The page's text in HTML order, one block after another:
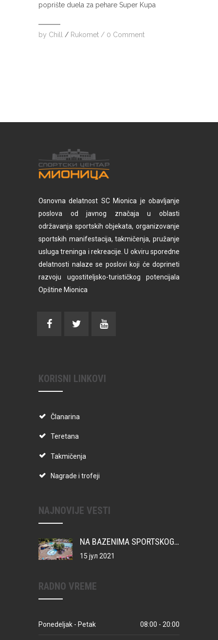
poprište duela za pehare Super Kupa
by Chill / Rukomet / 0 Comment
Osnovna delatnost SC Mionica je obavljanje
poslova od javnog značaja u oblasti
održavanja sportskih objekata, organizovanje
sportskih manifestacija, takmičenja, pružanje
usluga treninga i rekreacije. U okviru sporedne
delatnosti nalaze se poslovi koji će doprineti
razvoju ugostiteljsko-turističkog potencijala
Opštine Mionica
KORISNI LINKOVI
Članarina
Teretana
Takmičenja
Nagrade i trofeji
NAJNOVIJE VESTI
NA BAZENIMA SPORTSKOG CENTRA VATERPOLO KAMP ZA MIONIČKU DECU
15 јул 2021
RADNO VREME
Ponedeljak - Petak 08:00 - 20:00